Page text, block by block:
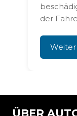
der
ÜBER